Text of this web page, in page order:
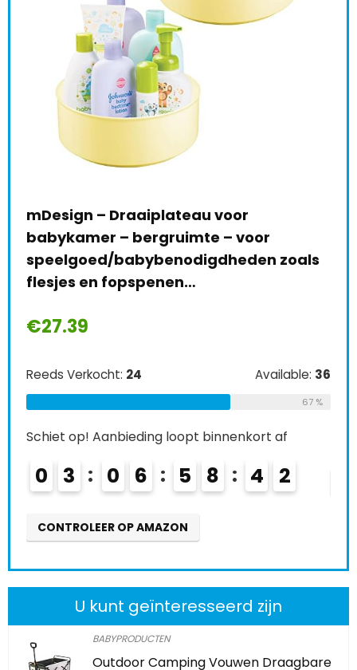
mDesign – Draaiplateau voor
babykamer – bergruimte – voor
speelgoed/babybenodigdheden zoals
flesjes en fopspenen…
€27.39
Reeds Verkocht: 24 Available: 36
67 %
Schiet op! Aanbieding loopt binnenkort af
0 3 0 6 5 8 4 1
CONTROLEER OP AMAZON
U kunt geïnteresseerd zijn
BABYPRODUCTEN
Outdoor Camping Vouwen Draagbare